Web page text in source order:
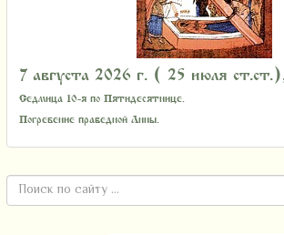
7 августа 2026 г. ( 25 июля
Седмица 10-я по Пятидесятнице.
Погребение праведной Анны.